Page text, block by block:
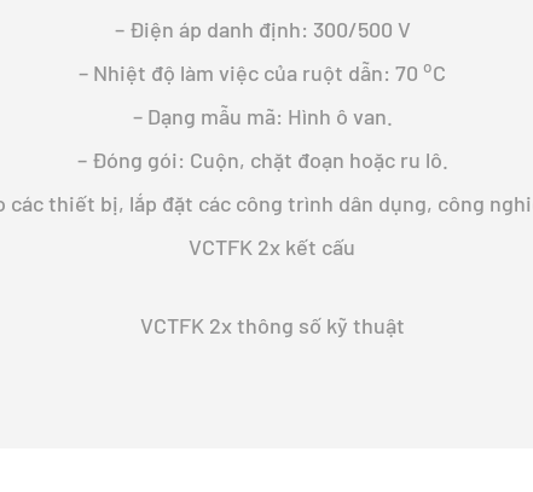
– Điện áp danh định: 300/500 V
– Nhiệt độ làm việc của ruột dẫn: 70 oC
– Dạng mẫu mã: Hình ô van.
– Đóng gói: Cuộn, chặt đoạn hoặc ru lô.
các thiết bị, lắp đặt các công trình dân dụng, công